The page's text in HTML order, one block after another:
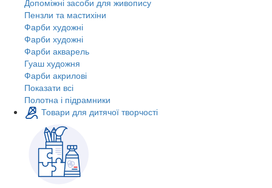
Пензли та мастихіни
Фарби художні
Фарби художні
Фарби акварель
Гуаш художня
Фарби акрилові
Показати всі
Полотна і підрамники
Товари для дитячої творчості